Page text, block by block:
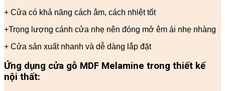
+ Cửa có khả năng cách âm, cách nhiệt tốt
+Trọng lượng cánh cửa nhẹ nên đóng mở êm ái nhẹ nhàng
+ Cửa sản xuất nhanh và dễ dàng lắp đặt
Ứng dụng cửa gỗ MDF Melamine trong thiết kế
nội thất: